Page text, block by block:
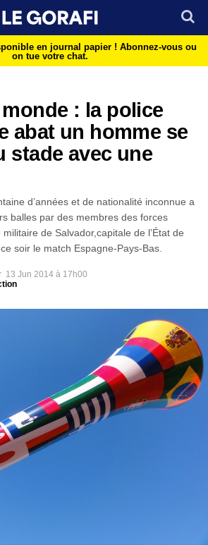
en journal papier ! Abonnez-vous ou
on tue votre chat.
: la police
abat un homme se
stade avec une
d’années et de nationalité inconnue a
balles par des membres des forces
de Salvador,capitale de l’État de
soir le match Espagne-Pays-Bas.
13 Jun 2014 à 17h00